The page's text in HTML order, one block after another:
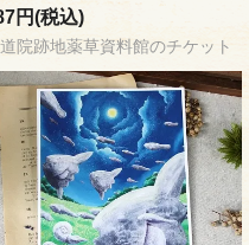
円(税込)
院跡地薬草資料館のチケット